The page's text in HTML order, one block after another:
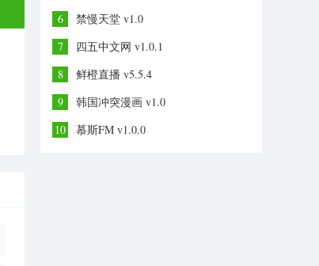
6
禁慢天堂 v1.0
7
四五中文网 v1.0.1
8
鲜橙直播 v5.5.4
9
韩国冲突漫画 v1.0
10
慕斯FM v1.0.0